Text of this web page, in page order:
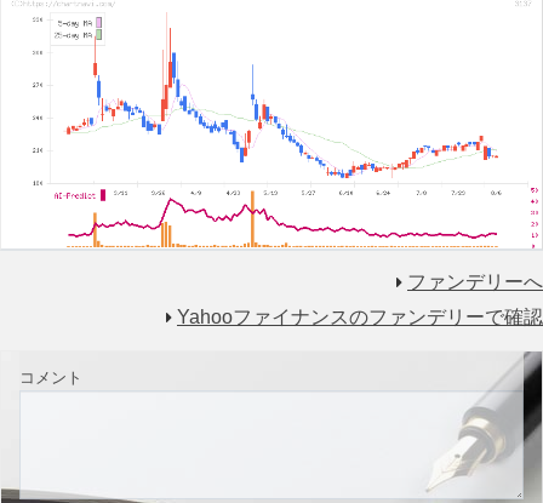
ファンデリーへ
Yahooファイナンスのファンデリーで確認
コメント